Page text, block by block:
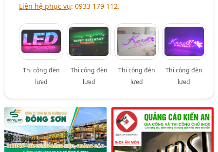
Liên hệ phục vụ: 0933 179 112.
Thi công đèn
lưed
Thi công đèn
lưed
Thi công đèn
lưed
Thi công đèn
lưed